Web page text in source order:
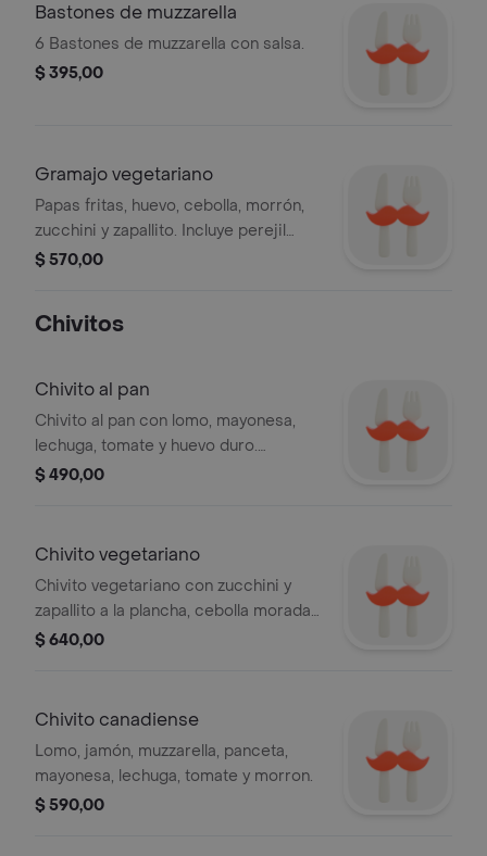
Bastones de muzzarella
6 Bastones de muzzarella con salsa.
$ 395,00
Gramajo vegetariano
Papas fritas, huevo, cebolla, morrón,
zucchini y zapallito. Incluye perejil
fresco y rodajas de limón.
$ 570,00
Chivitos
Chivito al pan
Chivito al pan con lomo, mayonesa,
lechuga, tomate y huevo duro.
Acompañado de papas fritas.
$ 490,00
Chivito vegetariano
Chivito vegetariano con zucchini y
zapallito a la plancha, cebolla morada,
lechuga, tomate, huevo duro y queso,
$ 640,00
Chivito canadiense
Lomo, jamón, muzzarella, panceta,
mayonesa, lechuga, tomate y morron.
$ 590,00